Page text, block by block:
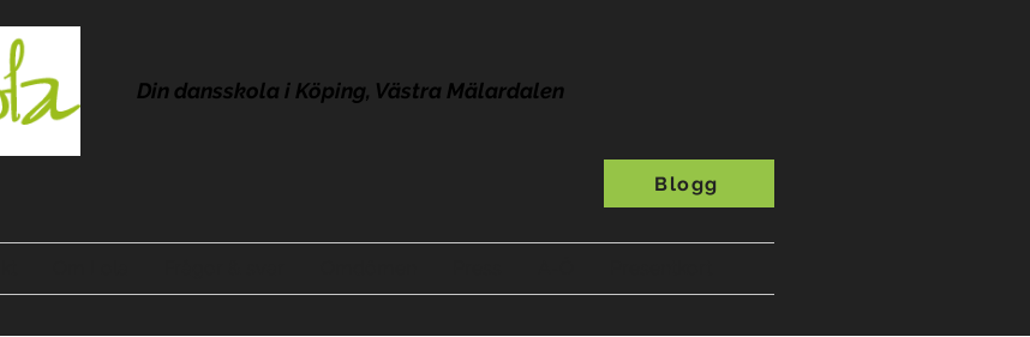
Din dansskola i Köping, Västra Mälardalen
Blogg